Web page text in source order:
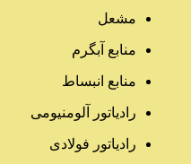
مشعل
منابع آبگرم
منابع انبساط
رادیاتور آلومنیومی
رادیاتور فولادی